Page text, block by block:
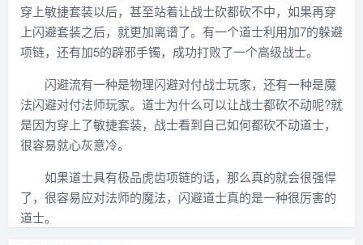
穿上敏捷套装以后，甚至站着让战士砍都砍不中，如果再穿
上闪避套装之后，就更加离谱了。有一个道士利用加7的躲避
项链，还有加5的辟邪手镯，成功打败了一个高级战士。
闪避流有一种是物理闪避对付战士玩家，还有一种是魔
法闪避对付法师玩家。道士为什么可以让战士都砍不动呢?就
是因为穿上了敏捷套装，战士看到自己如何都砍不动道士，
很容易就心灰意冷。
如果道士具有极品虎齿项链的话，那么真的就会很强悍
了，很容易应对法师的魔法，闪避道士真的是一种很厉害的
道士。